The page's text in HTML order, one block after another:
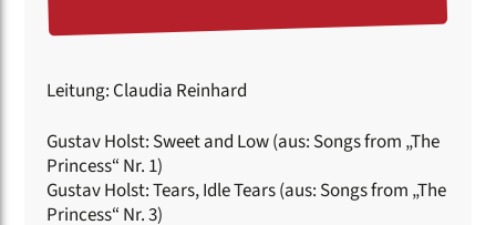
Leitung: Claudia Reinhard
Gustav Holst: Sweet and Low (aus: Songs from „The
Princess“ Nr. 1)
Gustav Holst: Tears, Idle Tears (aus: Songs from „The
Princess“ Nr. 3)